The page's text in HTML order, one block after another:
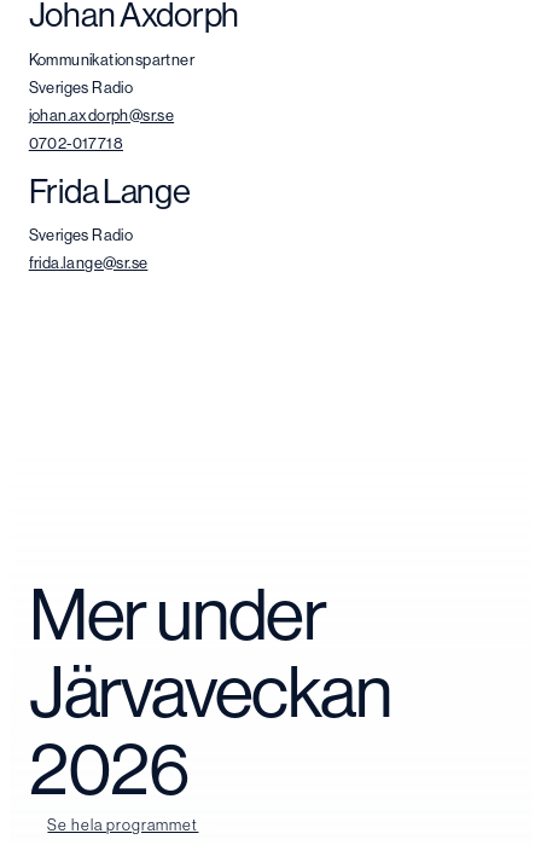
Johan Axdorph
Kommunikationspartner
Sveriges Radio
johan.axdorph@sr.se
0702-017718
Frida Lange
Sveriges Radio
frida.lange@sr.se
Mer under
Järvaveckan
2026
Se hela programmet